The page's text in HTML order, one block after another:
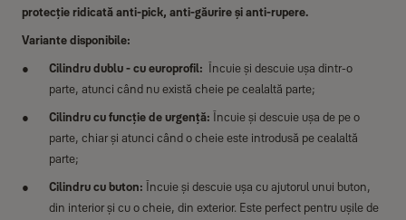
protecție ridicată anti-pick, anti-găurire și anti-rupere.
Variante disponibile:
Cilindru dublu - cu europrofil: Încuie și descuie ușa dintr-o
parte, atunci când nu există cheie pe cealaltă parte;
Cilindru cu funcție de urgență: Încuie și descuie ușa de pe o
parte, chiar și atunci când o cheie este introdusă pe cealaltă
parte;
Cilindru cu buton: Încuie și descuie ușa cu ajutorul unui buton,
din interior și cu o cheie, din exterior. Este perfect pentru ușile de